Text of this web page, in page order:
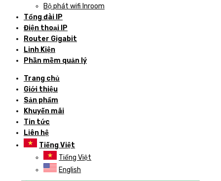
Bộ phát wifi Inroom
Tổng đài IP
Điện thoại IP
Router Gigabit
Linh Kiện
Phần mềm quản lý
Trang chủ
Giới thiệu
Sản phẩm
Khuyến mãi
Tin tức
Liên hệ
Tiếng Việt
Tiếng Việt
English